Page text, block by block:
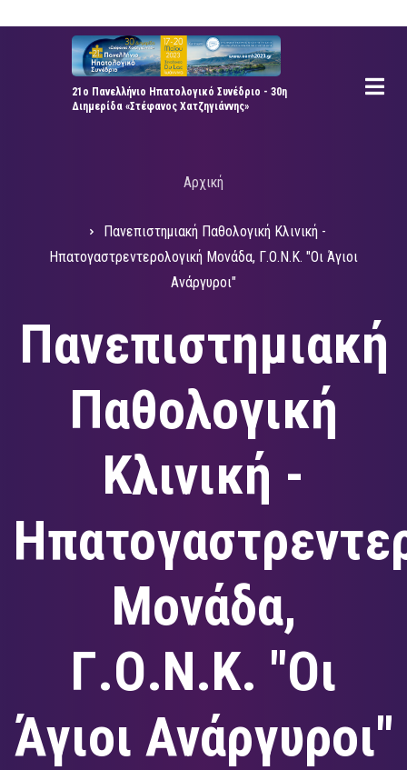
21ο Πανελλήνιο Ηπατολογικό Συνέδριο - 30η
Διημερίδα «Στέφανος Χατζηγιάννης»
Αρχική
Πανεπιστημιακή Παθολογική Κλινική -
Ηπατογαστρεντερολογική Μονάδα, Γ.Ο.Ν.Κ. "Οι Άγιοι
Ανάργυροι"
Πανεπιστημιακή
Παθολογική
Κλινική -
Μονάδα,
Γ.Ο.Ν.Κ. "Οι
Άγιοι Ανάργυροι"